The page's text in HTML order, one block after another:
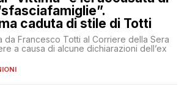
caduta di stile di Totti
da Francesco Totti al Corriere della Sera
a causa di alcune dichiarazioni dell’ex